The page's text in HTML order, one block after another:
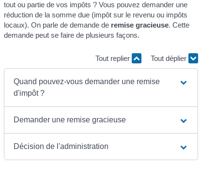
tout ou partie de vos impôts ? Vous pouvez demander une
réduction de la somme due (impôt sur le revenu ou impôts
locaux). On parle de demande de remise gracieuse. Cette
demande peut se faire de plusieurs façons.
Tout replier Tout déplier
Quand pouvez-vous demander une remise
d'impôt ?
Demander une remise gracieuse
Décision de l'administration